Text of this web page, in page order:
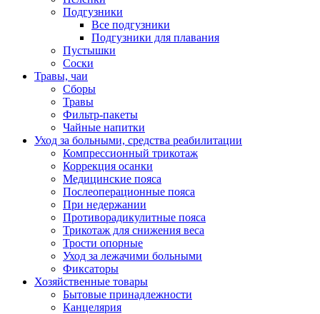
Подгузники
Все подгузники
Подгузники для плавания
Пустышки
Соски
Травы, чаи
Сборы
Травы
Фильтр-пакеты
Чайные напитки
Уход за больными, средства реабилитации
Компрессионный трикотаж
Коррекция осанки
Медицинские пояса
Послеоперационные пояса
При недержании
Противорадикулитные пояса
Трикотаж для снижения веса
Трости опорные
Уход за лежачими больными
Фиксаторы
Хозяйственные товары
Бытовые принадлежности
Канцелярия